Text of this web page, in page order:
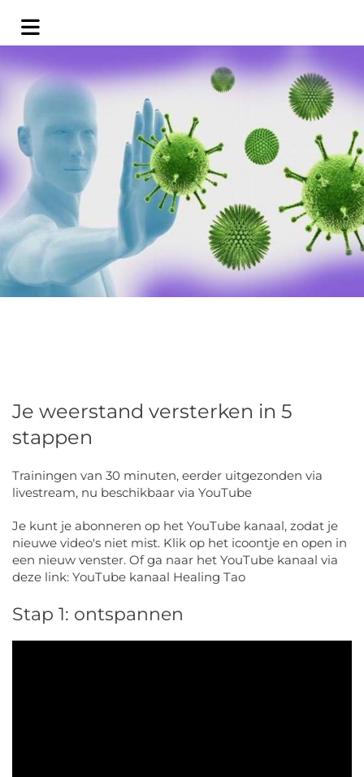
Je weerstand versterken in 5
stappen
Trainingen van 30 minuten, eerder uitgezonden via
livestream, nu beschikbaar via YouTube
Je kunt je abonneren op het YouTube kanaal, zodat je
nieuwe video's niet mist. Klik op het icoontje en open in
een nieuw venster. Of ga naar het YouTube kanaal via
deze link: YouTube kanaal Healing Tao
Stap 1: ontspannen